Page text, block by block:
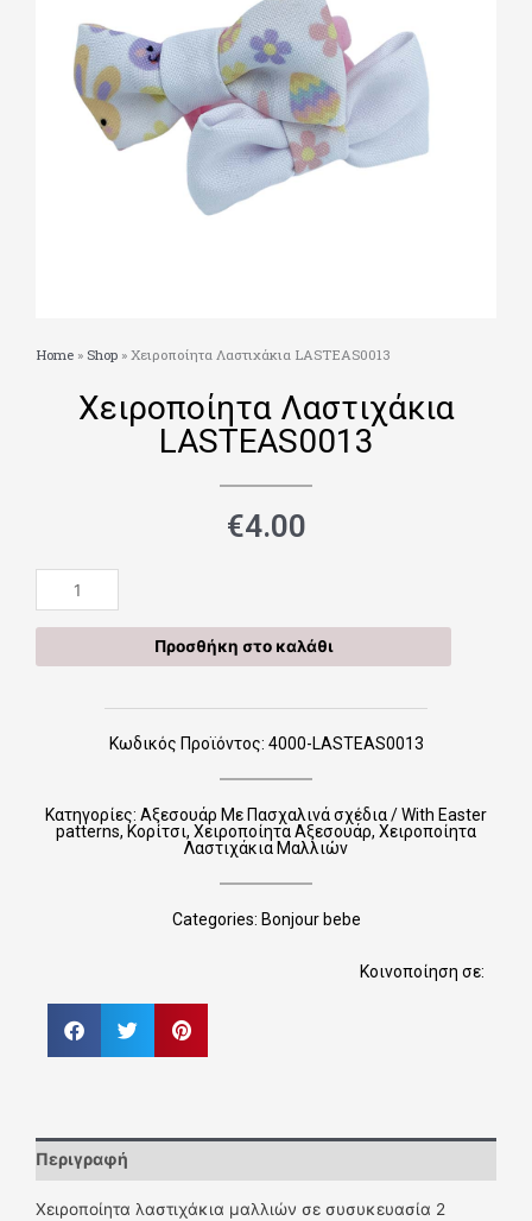
Home » Shop » Χειροποίητα Λαστιχάκια LASTEAS0013
Χειροποίητα Λαστιχάκια
LASTEAS0013
€4.00
Χειροποίητα
Λαστιχάκια
LASTEAS0013
Προσθήκη στο καλάθι
Κωδικός Προϊόντος: 4000-LASTEAS0013
Κατηγορίες: Αξεσουάρ Με Πασχαλινά σχέδια / With Easter
patterns, Κορίτσι, Χειροποίητα Αξεσουάρ, Χειροποίητα
Λαστιχάκια Μαλλιών
Categories: Bonjour bebe
Κοινοποίηση σε:
Περιγραφή
Χειροποίητα λαστιχάκια μαλλιών σε συσυκευασία 2